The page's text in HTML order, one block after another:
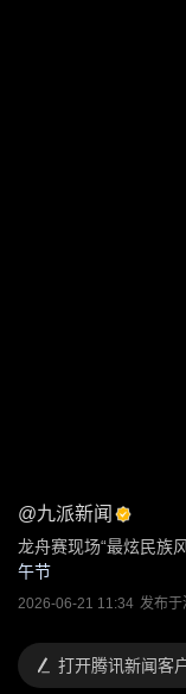
@九派新闻
龙舟赛现场“最炫民族
午节
2026-06-21 11:34 发布于
打开腾讯新闻客